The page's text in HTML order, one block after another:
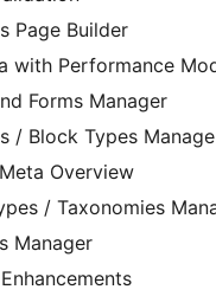
Page Builder
with Performance
Forms Manager
/ Block Types
Overview
/ Taxonomies
Manager